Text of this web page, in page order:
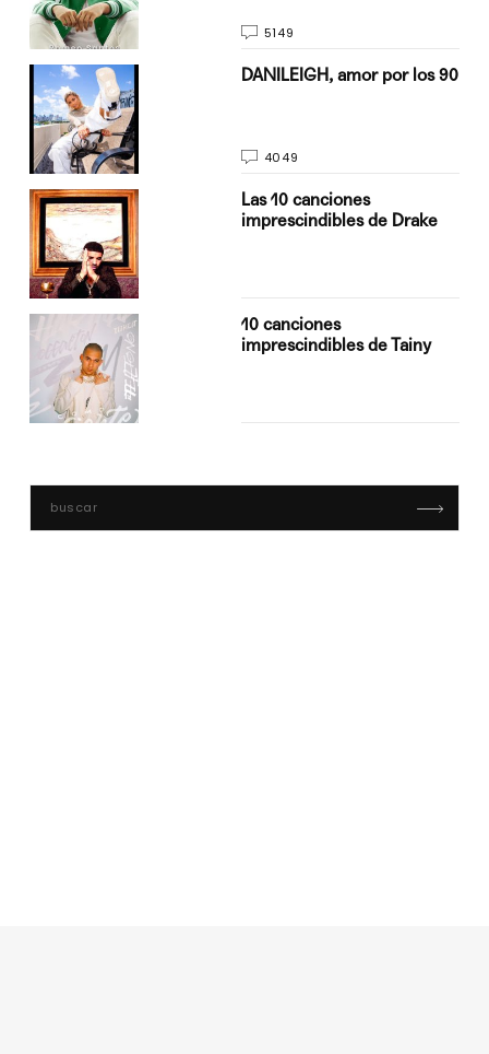
5149
DANILEIGH, amor por los 90
4049
Las 10 canciones
imprescindibles de Drake
10 canciones
imprescindibles de Tainy